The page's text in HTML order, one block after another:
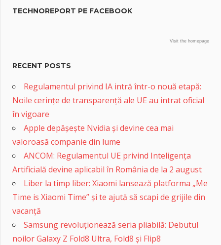
TECHNOREPORT PE FACEBOOK
Visit the homepage
RECENT POSTS
Regulamentul privind IA intră într-o nouă etapă:
Noile cerințe de transparență ale UE au intrat oficial
în vigoare
Apple depășește Nvidia și devine cea mai
valoroasă companie din lume
ANCOM: Regulamentul UE privind Inteligența
Artificială devine aplicabil în România de la 2 august
Liber la timp liber: Xiaomi lansează platforma „Me
Time is Xiaomi Time” și te ajută să scapi de grijile din
vacanță
Samsung revoluționează seria pliabilă: Debutul
noilor Galaxy Z Fold8 Ultra, Fold8 și Flip8